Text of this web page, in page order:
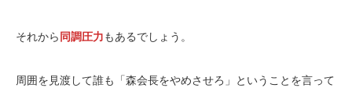
それから 同調圧力もあるでしょう。
周囲を見渡して誰も「森会長をやめさせろ」ということを言って